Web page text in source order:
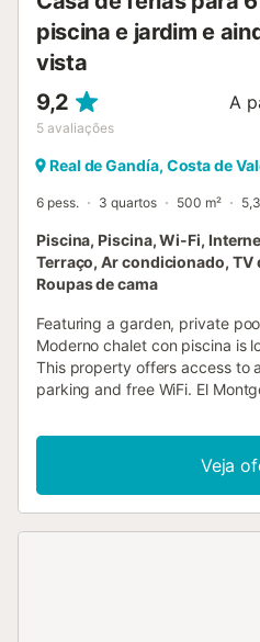
piscina e jardim e
vista
9,2
5 avaliações
A
Real de Gandía, Costa de
6 pess. 3 quartos 500 m²
Piscina, Piscina, Wi-Fi,
Terraço, Ar condicionado, TV
Roupas de cama
Featuring a garden, private
Moderno chalet con piscina is
This property offers access to
parking and free WiFi. El
Veja